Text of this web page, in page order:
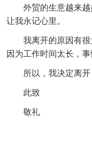
外贸的生意越来
让我永记心里。
我离开的原因有
因为工作时间太长，事
所以，我决定离开
此致
敬礼